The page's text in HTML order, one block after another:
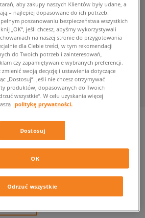
aby zakupy naszych Klientów były udane, a
– najlepiej dopasowane do ich potrzeb.
poszanowaniu bezpieczeństwa wszystkich
„OK”, jeśli chcesz, abyśmy wykorzystywali
na naszej stronie do przygotowania
dla Ciebie treści, w tym rekomendacji
do Twoich potrzeb i zainteresowań,
czy zapamiętywanie wybranych preferencji.
zmienić swoją decyzję i ustawienia dotyczące
„Dostosuj”. Jeśli nie chcesz otrzymywać
produktów, dopasowanych do Twoich
wszystkie”. W celu uzyskania więcej
politykę prywatności.
Dostosuj
Odrzuć wszystkie
OK